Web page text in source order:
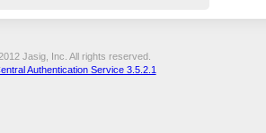
Jasig, Inc. All rights reserved.
Authentication Service 3.5.2.1